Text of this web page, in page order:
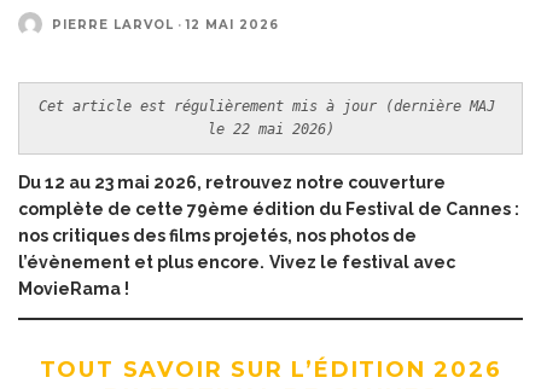
PIERRE LARVOL · 12 MAI 2026
Cet article est régulièrement mis à jour (dernière MAJ
le 22 mai 2026)
Du 12 au 23 mai 2026, retrouvez notre couverture
complète de cette 79ème édition du Festival de Cannes :
nos critiques des films projetés, nos photos de
l’évènement et plus encore. Vivez le festival avec
MovieRama !
TOUT SAVOIR SUR L’ÉDITION 2026